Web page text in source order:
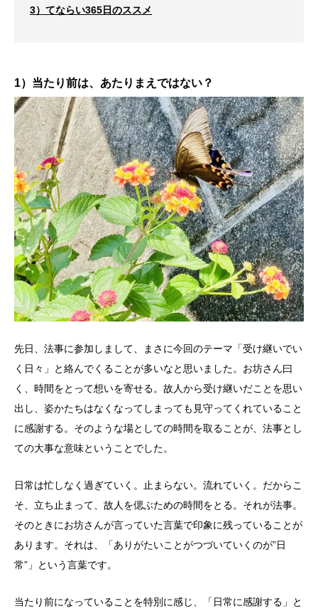
3）てならい365日のススメ
1）当たり前は、あたりまえではない？
先日、法事に参加しまして、まさに今回のテーマ「受け継いでい
く日々」と絡んでくることが多いなと思いました。お坊さん曰
く、時間をとって想いを寄せる。故人から受け継いだことを思い
出し、姿かたちはなくなってしまっても見守ってくれていること
に感謝する。そのような場としての時間を取ることが、法事とし
ての大事な意味ということでした。
日常は忙しなく過ぎていく。止まらない。流れていく。だからこ
そ、立ち止まって、故人を偲ぶための時間をとる。それが法事。
そのときにお坊さんが言っていた言葉で印象に残っていることが
あります。それは、「ありがたいことがつづいていくのが”日
常”」という言葉です。
当たり前になっていることを特別に感じ、「日常に感謝する」と